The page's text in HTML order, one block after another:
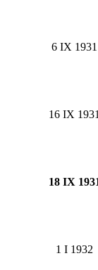
6 IX 1931
16 IX 1931
18 IX
1 I 1932